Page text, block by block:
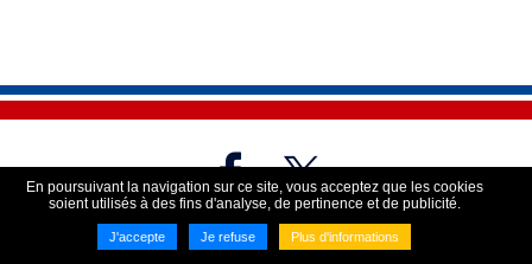
En poursuivant la navigation sur ce site, vous acceptez que les cookies
soient utilisés à des fins d'analyse, de pertinence et de publicité.
J'accepte Je refuse Plus d'informations
Imaginé parNEFTIS- CMS :Flexit©